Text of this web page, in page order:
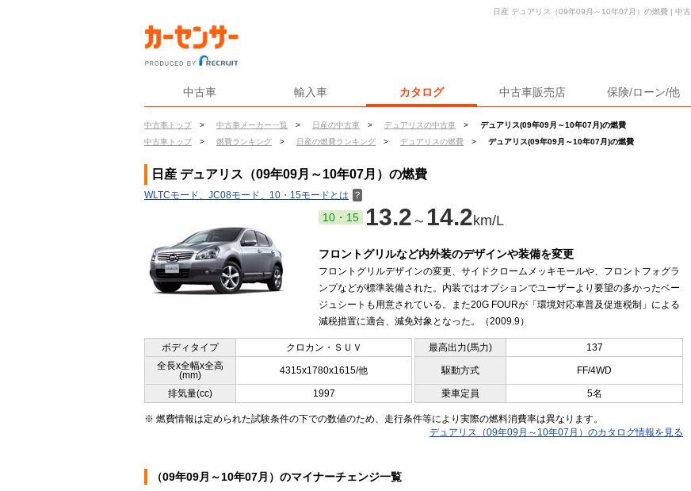
中古車 輸入車 カタログ 中古車販売店 保険/ローン/他
中古車トップ > 中古車メーカー一覧 > 日産の中古車 > デュアリスの中古車 >
デュアリス(09年09月～10年07月)の燃費
中古車トップ
> 燃費ランキング > 日産の燃費ランキング > デュアリスの燃費 > デュアリス(09年09月～10年07月)の燃費
日産 デュアリス（09年09月～10年07月）の燃費 | 中
日産 デュアリス（09年09月～10年07月）の燃費
WLTCモード、JC08モード、10・15モードとは ？
10・15 13.2 ～ 14.2km/L
フロントグリルなど内外装のデザインや装備を変更
フロントグリルデザインの変更、サイドクロームメッキモールや、フロントフォグラ
ンプなどが標準装備された。内装ではオプションでユーザーより要望の多かったベー
ジュシートも用意されている。また20G FOURが「環境対応車普及促進税制」による
減税措置に適合、減免対象となった。（2009.9）
ボディタイプ クロカン・ＳＵＶ 最高出力(馬力)
137
全長x全幅x全高
(mm)
4315x1780x1615/他 駆動方式 FF/4WD
排気量(cc) 1997 乗車定員 5名
※ 燃費情報は定められた試験条件の下での数値のため、走行条件等により実際の燃料消費率は異なります。
デュアリス（09年09月～10年07月）のカタログ情報を見る
（09年09月～10年07月）のマイナーチェンジ一覧